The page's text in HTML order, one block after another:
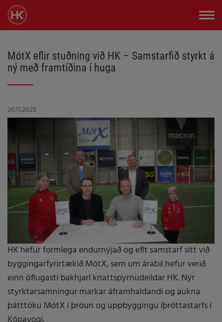
MótX eflir stuðning við HK – Samstarfið styrkt á
ný með framtíðina í huga
20.11.2025
HK hefur formlega endurnýjað og eflt samstarf sitt við
byggingarfyrirtækið MótX, sem um árabil hefur verið
einn öflugasti bakhjarl knattspyrnudeildar HK. Nýr
styrktarsamningur markar áframhaldandi og aukna
þátttöku MótX í þróun og uppbyggingu íþróttastarfs í